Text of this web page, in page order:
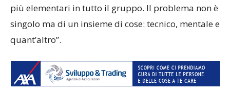
più elementari in tutto il gruppo. Il problema non è
singolo ma di un insieme di cose: tecnico, mentale e
quant’altro”.